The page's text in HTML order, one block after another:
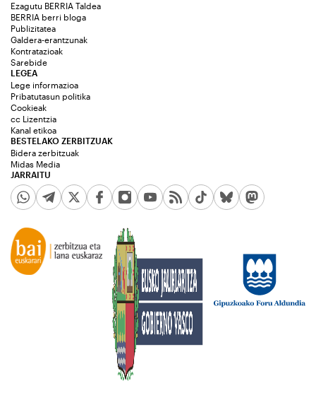
Ezagutu BERRIA Taldea
BERRIA berri bloga
Publizitatea
Galdera-erantzunak
Kontratazioak
Sarebide
JARRAITU
LEGEA
Lege informazioa
Pribatutasun politika
Cookieak
cc Lizentzia
Kanal etikoa
BESTELAKO ZERBITZUAK
Bidera zerbitzuak
Midas Media